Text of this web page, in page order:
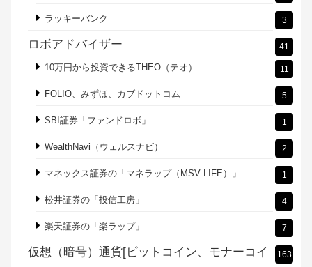
ラッキーバンク 3
ロボアドバイザー 41
10万円から投資できるTHEO（テオ） 11
FOLIO、みずほ、カブドットコム 5
SBI証券「ファンドロボ」 1
WealthNavi（ウェルスナビ） 2
マネックス証券の「マネラップ（MSV LIFE）」 1
松井証券の「投信工房」 4
楽天証券の「楽ラップ」 7
仮想（暗号）通貨[ビットコイン、モナーコイ
163